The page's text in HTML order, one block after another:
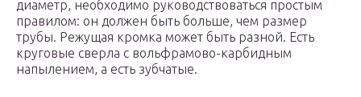
диаметр, необходимо руководствоваться простым
правилом: он должен быть больше, чем размер
трубы. Режущая кромка может быть разной. Есть
круговые сверла с вольфрамово-карбидным
напылением, а есть зубчатые.